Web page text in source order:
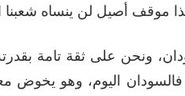
موقف أصيل لن ينساه شعبنا
ونحن على ثقة تامة
اليوم، وهو يخوض